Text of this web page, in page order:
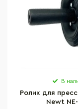
В
Ролик для
Newt NE-